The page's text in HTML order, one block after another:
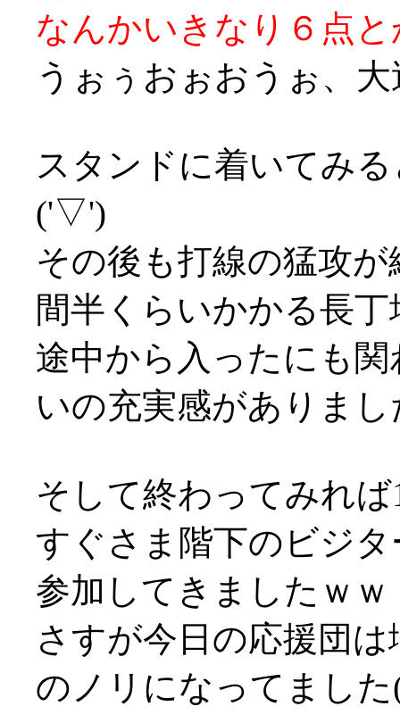
なんかいきなり６点
うぉぅおぉおうぉ、
スタンドに着いてみ
('▽')
その後も打線の猛攻
間半くらいかかる長丁
途中から入ったにも
いの充実感がありま
そして終わってみれば
すぐさま階下のビジ
参加してきましたｗｗ
さすが今日の応援団
のノリになってました